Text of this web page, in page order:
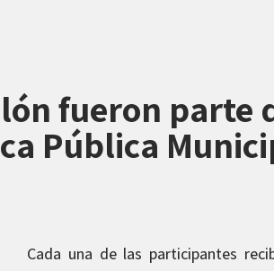
fueron parte
Pública
Cada una de las participantes